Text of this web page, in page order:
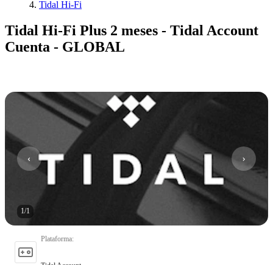
Tidal Hi-Fi
Tidal Hi-Fi Plus 2 meses - Tidal Account
Cuenta - GLOBAL
1/1
Plataforma: